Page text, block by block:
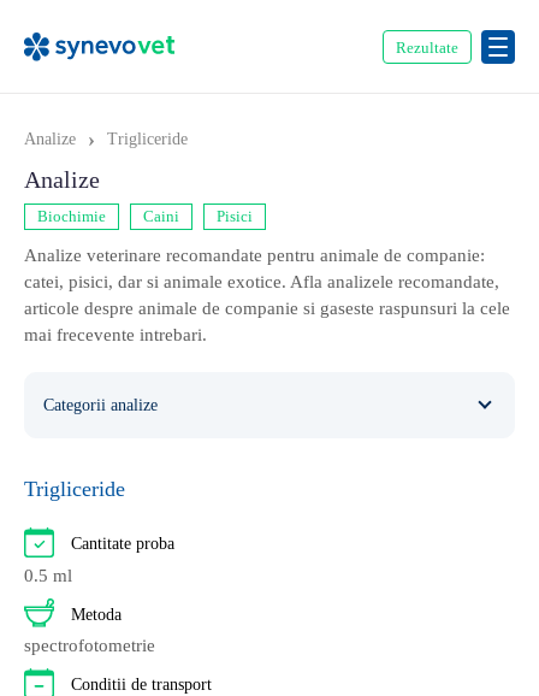
Rezultate
Analize › Trigliceride
Analize
Biochimie Caini Pisici
Analize veterinare recomandate pentru animale de companie:
catei, pisici, dar si animale exotice. Afla analizele recomandate,
articole despre animale de companie si gaseste raspunsuri la cele
mai frecevente intrebari.
Categorii analize
Pisici
Trigliceride
Cantitate proba
0.5 ml
Metoda
spectrofotometrie
Conditii de transport